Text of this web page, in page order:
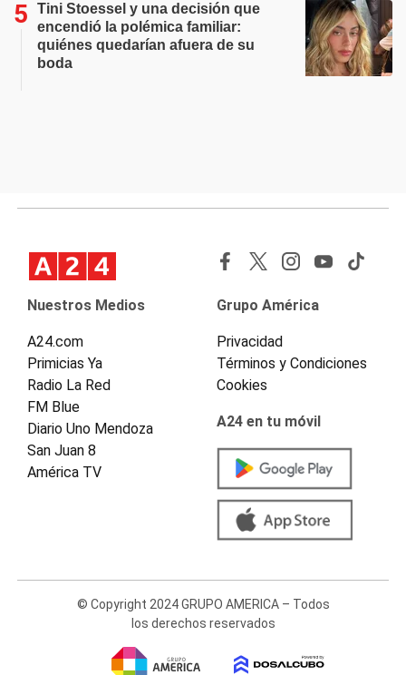
Tini Stoessel y una decisión que
encendió la polémica familiar:
quiénes quedarían afuera de su
boda
Nuestros Medios
A24.com
Primicias Ya
Radio La Red
FM Blue
Diario Uno Mendoza
San Juan 8
América TV
Grupo América
Privacidad
Términos y Condiciones
Cookies
A24 en tu móvil
© Copyright 2024 GRUPO AMERICA – Todos
los derechos reservados